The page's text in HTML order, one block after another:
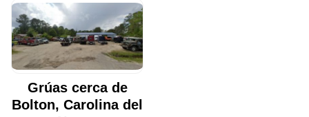
Grúas cerca de
Bolton, Carolina del